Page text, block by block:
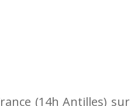
(14h Antilles) sur